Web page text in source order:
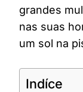
grandes
nas suas
um sol na
Indíce